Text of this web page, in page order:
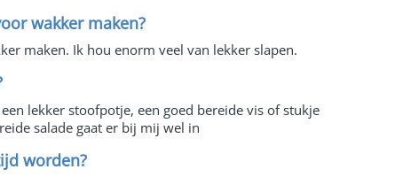
wakker maken?
maken. Ik hou enorm veel van lekker slapen.
lekker stoofpotje, een goed bereide vis of stukje
salade gaat er bij mij wel in
worden?